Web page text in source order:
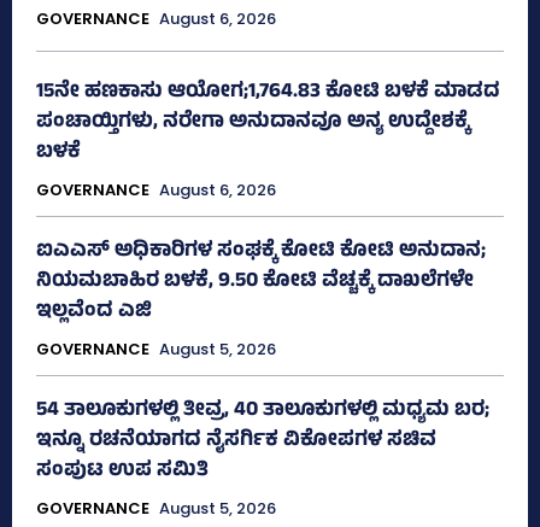
GOVERNANCE August 6, 2026
15ನೇ ಹಣಕಾಸು ಆಯೋಗ;1,764.83 ಕೋಟಿ ಬಳಕೆ ಮಾಡದ
ಪಂಚಾಯ್ತಿಗಳು, ನರೇಗಾ ಅನುದಾನವೂ ಅನ್ಯ ಉದ್ದೇಶಕ್ಕೆ
ಬಳಕೆ
GOVERNANCE August 6, 2026
ಐಎಎಸ್‌ ಅಧಿಕಾರಿಗಳ ಸಂಘಕ್ಕೆ ಕೋಟಿ ಕೋಟಿ ಅನುದಾನ;
ನಿಯಮಬಾಹಿರ ಬಳಕೆ, 9.50 ಕೋಟಿ ವೆಚ್ಚಕ್ಕೆ ದಾಖಲೆಗಳೇ
ಇಲ್ಲವೆಂದ ಎಜಿ
GOVERNANCE August 5, 2026
54 ತಾಲೂಕುಗಳಲ್ಲಿ ತೀವ್ರ, 40 ತಾಲೂಕುಗಳಲ್ಲಿ ಮಧ್ಯಮ ಬರ;
ಇನ್ನೂ ರಚನೆಯಾಗದ ನೈಸರ್ಗಿಕ ವಿಕೋಪಗಳ ಸಚಿವ
ಸಂಪುಟ ಉಪ ಸಮಿತಿ
GOVERNANCE August 5, 2026